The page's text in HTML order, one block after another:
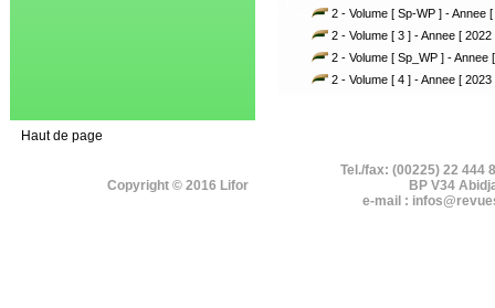
2 - Volume [ Sp-WP ] - Annee
2 - Volume [ 3 ] - Annee [ 2022
2 - Volume [ Sp_WP ] - Annee
2 - Volume [ 4 ] - Annee [ 2023
Haut de page
Copyright © 2016 Lifor
Tel./fax: (00225) 22 444
BP V34
e-mail :